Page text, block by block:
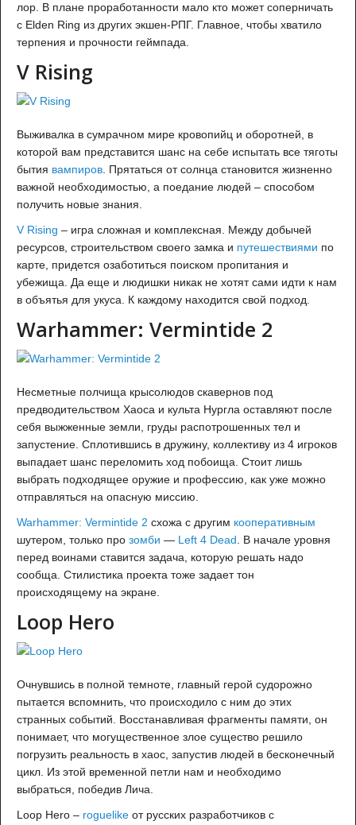
лор. В плане проработанности мало кто может соперничать
с Elden Ring из других экшен-РПГ. Главное, чтобы хватило
терпения и прочности геймпада.
V Rising
Выживалка в сумрачном мире кровопийц и оборотней, в
которой вам представится шанс на себе испытать все тяготы
бытия вампиров . Прятаться от солнца становится жизненно
важной необходимостью, а поедание людей – способом
получить новые знания.
V Rising – игра сложная и комплексная. Между добычей
ресурсов, строительством своего замка и путешествиями по
карте, придется озаботиться поиском пропитания и
убежища. Да еще и людишки никак не хотят сами идти к нам
в объятья для укуса. К каждому находится свой подход.
Warhammer: Vermintide 2
Несметные полчища крысолюдов скавернов под
предводительством Хаоса и культа Нургла оставляют после
себя выжженные земли, груды распотрошенных тел и
запустение. Сплотившись в дружину, коллективу из 4 игроков
выпадает шанс переломить ход побоища. Стоит лишь
выбрать подходящее оружие и профессию, как уже можно
отправляться на опасную миссию.
Warhammer: Vermintide 2 схожа с другим кооперативным
шутером, только прозомби — Left 4 Dead . В начале уровня
перед воинами ставится задача, которую решать надо
сообща. Стилистика проекта тоже задает тон
происходящему на экране.
Loop Hero
Очнувшись в полной темноте, главный герой судорожно
пытается вспомнить, что происходило с ним до этих
странных событий. Восстанавливая фрагменты памяти, он
понимает, что могущественное злое существо решило
погрузить реальность в хаос, запустив людей в бесконечный
цикл. Из этой временной петли нам и необходимо
выбраться, победив Лича.
Loop Hero – roguelike от русских разработчиков с